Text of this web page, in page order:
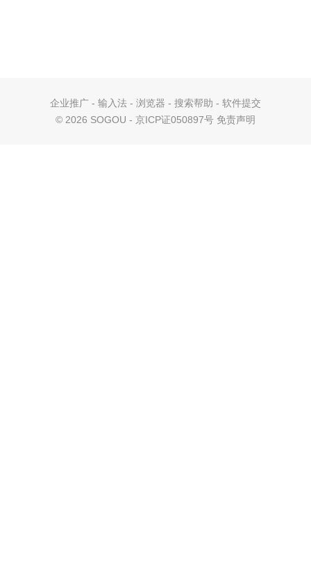
企业推广 - 输入法 - 浏览器 - 搜索帮助 - 软件提交
© 2026 SOGOU - 京ICP证050897号 免责声明